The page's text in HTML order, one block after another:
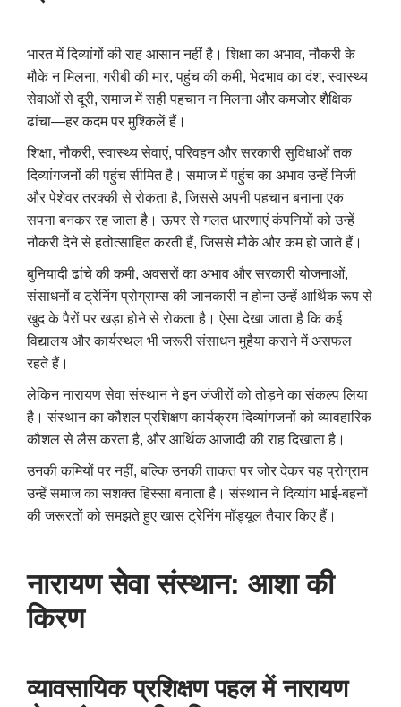
भारत में दिव्यांगों की राह आसान नहीं है। शिक्षा का अभाव,नौकरी के
मौके न मिलना,गरीबी की मार,पहुंच की कमी, भेदभाव का दंश,स्वास्थ्य
सेवाओं से दूरी,समाज में सही पहचान न मिलना और कमजोर शैक्षिक
ढांचा—हर कदम पर मुश्किलें हैं।
शिक्षा,नौकरी,स्वास्थ्य सेवाएं,परिवहन और सरकारी सुविधाओं तक
दिव्यांगजनों की पहुंच सीमित है। समाज में पहुंच का अभाव उन्हें निजी
और पेशेवर तरक्की से रोकता है,जिससे अपनी पहचान बनाना एक
सपना बनकर रह जाता है। ऊपर से गलत धारणाएं कंपनियों को उन्हें
नौकरी देने से हतोत्साहित करती हैं,जिससे मौके और कम हो जाते हैं।
बुनियादी ढांचे की कमी, अवसरों का अभाव और सरकारी योजनाओं,
संसाधनों व ट्रेनिंग प्रोग्राम्स की जानकारी न होना उन्हें आर्थिक रूप से
खुद के पैरों पर खड़ा होने से रोकता है। ऐसा देखा जाता है कि कई
विद्यालय और कार्यस्थल भी जरूरी संसाधन मुहैया कराने में असफल
रहते हैं।
लेकिन नारायण सेवा संस्थान ने इन जंजीरों को तोड़ने का संकल्प लिया
है। संस्थान का कौशल प्रशिक्षण कार्यक्रम दिव्यांगजनों को व्यावहारिक
कौशल से लैस करता है, और आर्थिक आजादी की राह दिखाता है।
उनकी कमियों पर नहीं,बल्कि उनकी ताकत पर जोर देकर यह प्रोग्राम
उन्हें समाज का सशक्त हिस्सा बनाता है। संस्थान ने दिव्यांग भाई-बहनों
की जरूरतों को समझते हुए खास ट्रेनिंग मॉड्यूल तैयार किए हैं।
नारायण सेवा संस्थान: आशा की
किरण
व्यावसायिक प्रशिक्षण पहल में नारायण